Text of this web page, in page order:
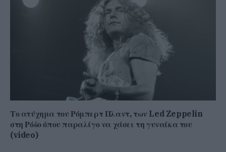
Το ατύχημα του Ρόμπερτ Πλαντ, των Led Zeppelin
στη Ρόδο όπου παραλίγο να χάσει τη γυναίκα του
(video)